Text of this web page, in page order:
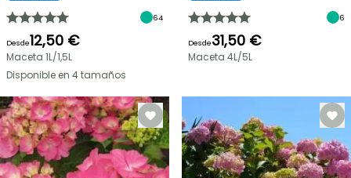
64
Desde12,50 €
Maceta 1L/1,5L
Disponible en 4 tamaños
6
Desde31,50 €
Maceta 4L/5L